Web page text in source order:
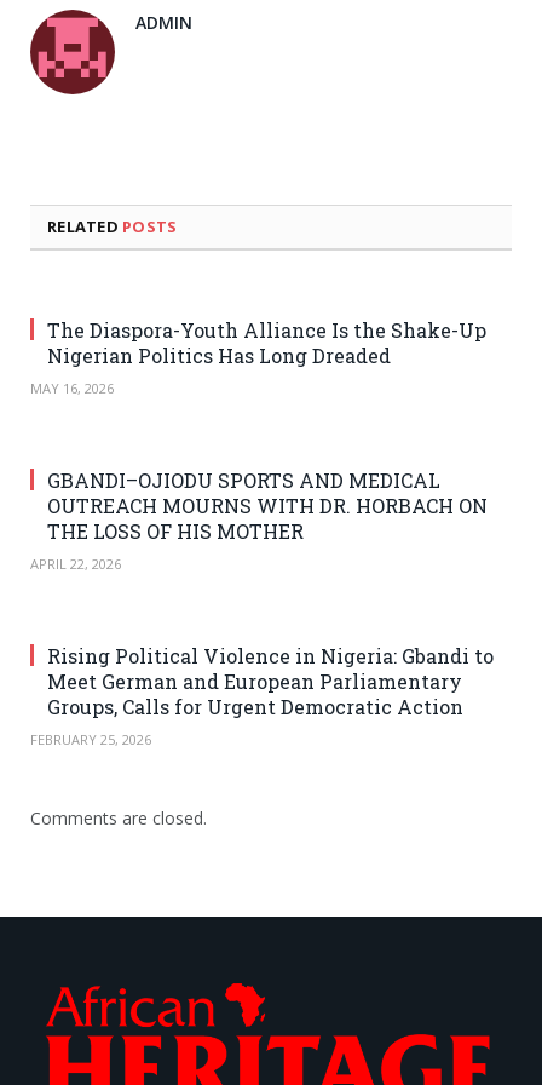
ADMIN
RELATED POSTS
The Diaspora-Youth Alliance Is the Shake-Up
Nigerian Politics Has Long Dreaded
MAY 16, 2026
GBANDI–OJIODU SPORTS AND MEDICAL
OUTREACH MOURNS WITH DR. HORBACH ON
THE LOSS OF HIS MOTHER
APRIL 22, 2026
Rising Political Violence in Nigeria: Gbandi to
Meet German and European Parliamentary
Groups, Calls for Urgent Democratic Action
FEBRUARY 25, 2026
Comments are closed.